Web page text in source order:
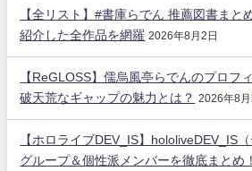
【全リスト】#書庫らでん 推薦図書まと
紹介した全作品を網羅 2026年8月2日
【ReGLOSS】儒烏風亭らでんのプロフ
破天荒なギャップの魅力とは？
2026年8月
【ホロライブDEV_IS】hololiveDEV_IS
グループ＆個性派メンバーを徹底まとめ！